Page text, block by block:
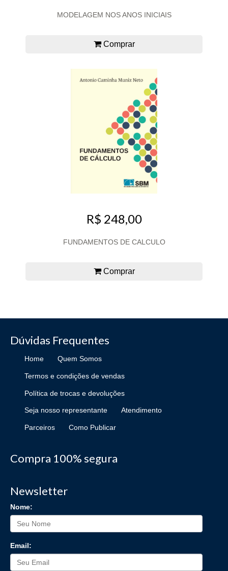
MODELAGEM NOS ANOS INICIAIS
Comprar
R$ 248,00
FUNDAMENTOS DE CALCULO
Comprar
Dúvidas Frequentes
Home Quem Somos
Termos e condições de vendas
Política de trocas e devoluções
Seja nosso representante Atendimento
Parceiros Como Publicar
Compra 100% segura
Newsletter
Nome:
Email: